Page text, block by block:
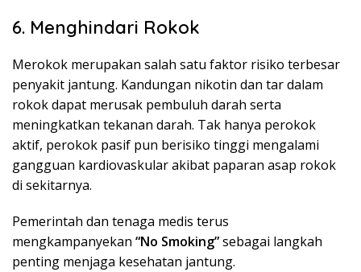
6. Menghindari Rokok
Merokok merupakan salah satu faktor risiko terbesar
penyakit jantung. Kandungan nikotin dan tar dalam
rokok dapat merusak pembuluh darah serta
meningkatkan tekanan darah. Tak hanya perokok
aktif, perokok pasif pun berisiko tinggi mengalami
gangguan kardiovaskular akibat paparan asap rokok
di sekitarnya.
Pemerintah dan tenaga medis terus
mengkampanyekan “No Smoking”sebagai langkah
penting menjaga kesehatan jantung.